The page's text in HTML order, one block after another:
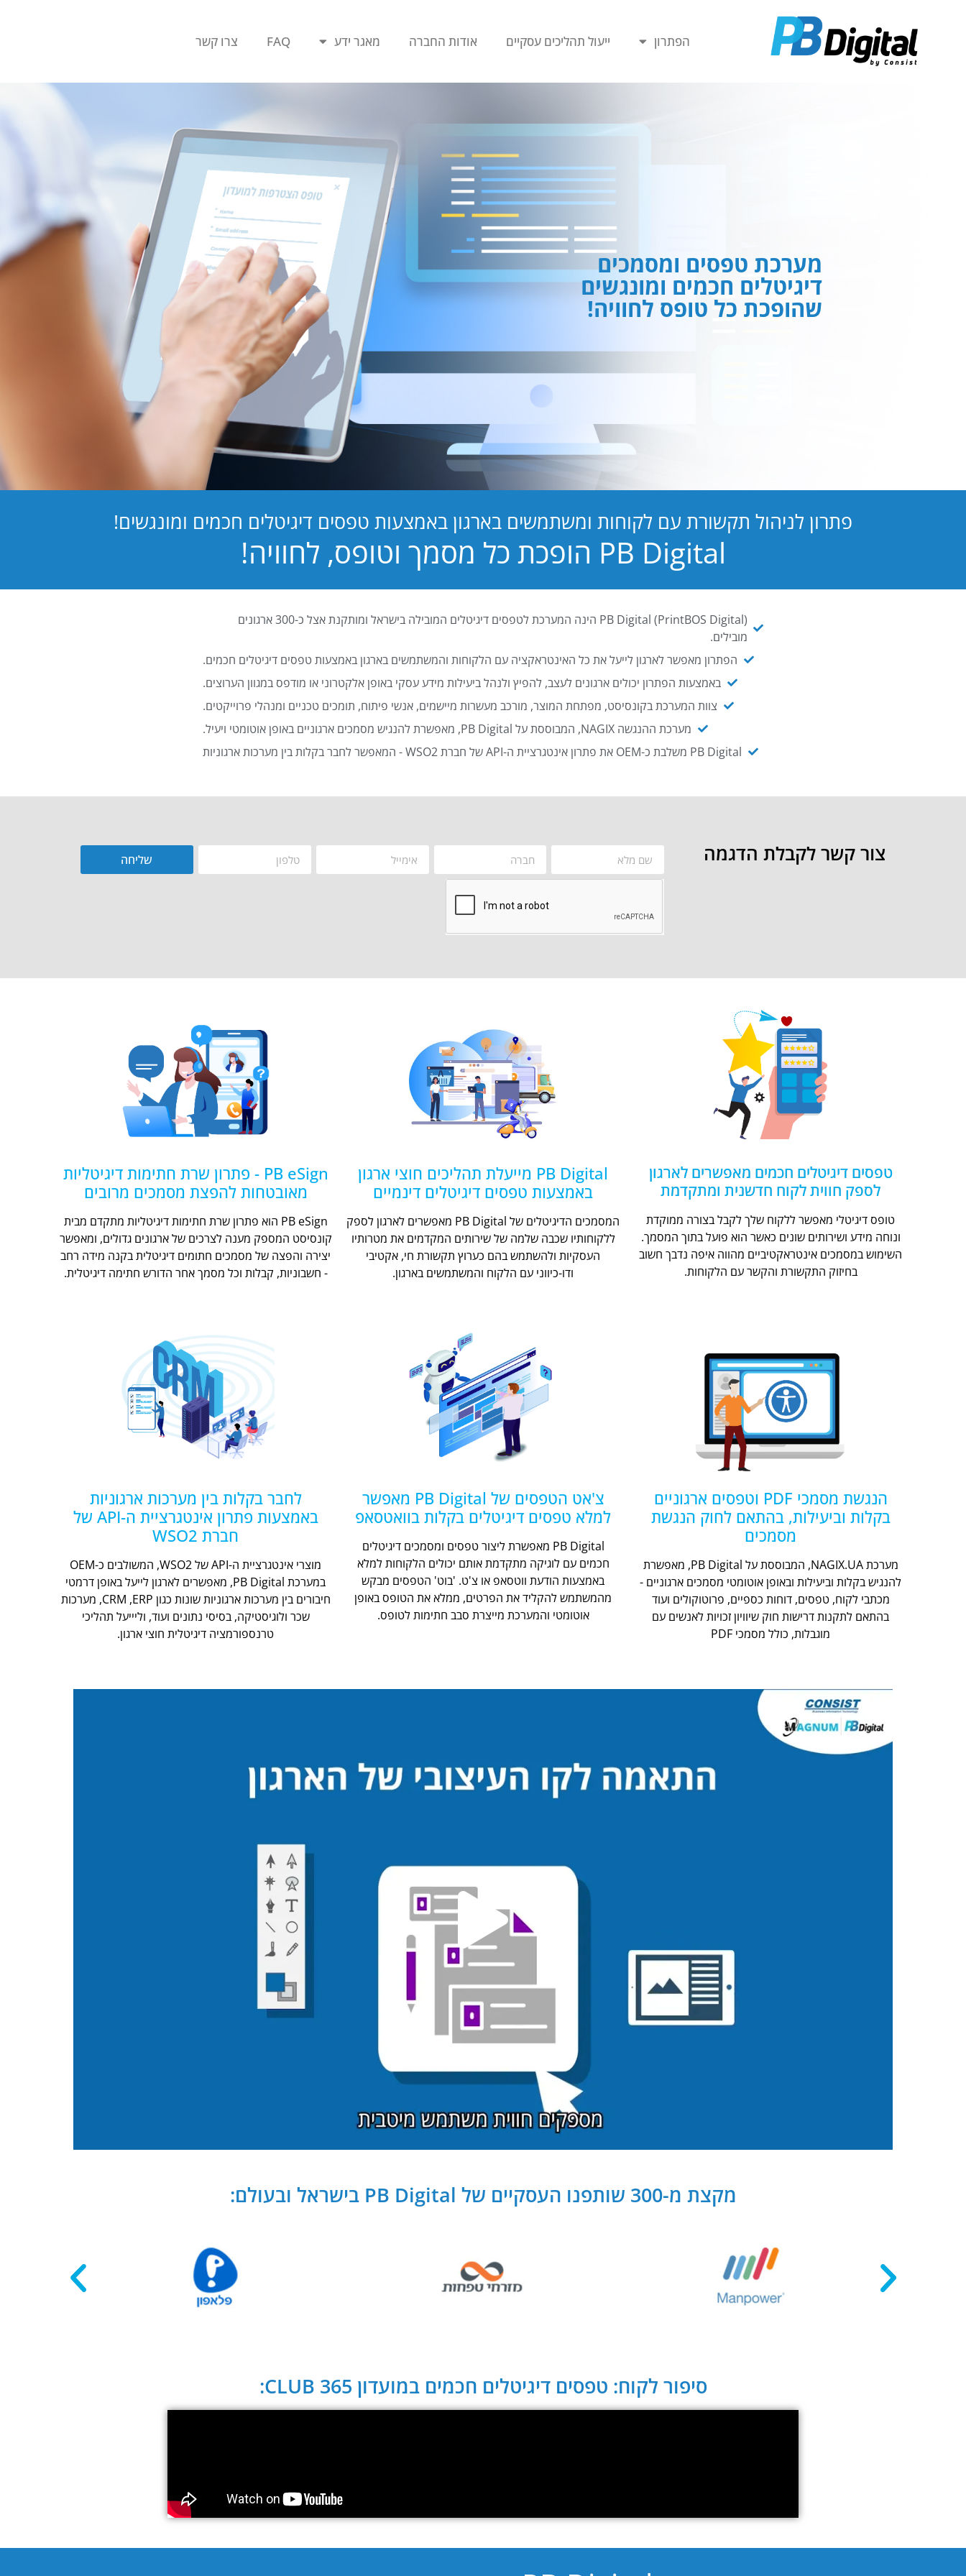
הפתרון ייעול תהליכים עסקיים אודות החברה מאגר ידע FAQ צרו קשר
מערכת טפסים ומסמכים
דיגיטלים חכמים ומונגשים
שהופכת כל טופס לחוויה!
פתרון לניהול תקשורת עם לקוחות ומשתמשים בארגון באמצעות טפסים דיגיטלים חכמים ומונגשים!
PB Digital הופכת כל מסמך וטופס, לחוויה!
PB Digital (PrintBOS Digital) הינה המערכת לטפסים דיגיטלים המובילה בישראל ומותקנת אצל כ-300 ארגונים
מובילים.
הפתרון מאפשר לארגון לייעל את כל האינטראקציה עם הלקוחות והמשתמשים בארגון באמצעות טפסים דיגיטלים חכמים.
באמצעות הפתרון יכולים ארגונים לעצב, להפיץ ולנהל ביעילות מידע עסקי באופן אלקטרוני או מודפס במגוון הערוצים.
צוות המערכת בקונסיסט, מפתחת המוצר, מורכב מעשרות מיישמים, אנשי פיתוח, תומכים טכניים ומנהלי פרוייקטים.
מערכת ההנגשה NAGIX, המבוססת על PB Digital, מאפשרת להנגיש מסמכים ארגוניים באופן אוטומטי ויעיל.
PB Digital משלבת כ-OEM את פתרון אינטגרציית ה-API של חברת WSO2 - המאפשר לחבר בקלות בין מערכות ארגוניות
צור קשר לקבלת הדגמה שליחה
טפסים דיגיטלים חכמים מאפשרים לארגון
לספק חווית לקוח חדשנית ומתקדמת
טופס דיגיטלי מאפשר ללקוח שלך לקבל בצורה ממוקדת
ונוחה מידע ושירותים שונים כאשר הוא פועל בתוך המסמך.
השימוש במסמכים אינטראקטיביים מהווה איפה נדבך חשוב
בחיזוק התקשורת והקשר עם הלקוחות.
PB Digital מייעלת תהליכים חוצי ארגון
באמצעות טפסים דיגיטלים דינמיים
המסמכים הדיגיטלים של PB Digital מאפשרים לארגון לספק
ללקוחותיו שכבה שלמה של שירותים המקדמים את מטרותיו
העסקיות ולהשתמש בהם כערוץ תקשורת חי, אקטיבי
ודו-כיווני עם הלקוח והמשתמשים בארגון.
PB eSign - פתרון שרת חתימות דיגיטליות
מאובטחות להפצת מסמכים מרובים
PB eSign הוא פתרון שרת חתימות דיגיטליות מתקדם מבית
קונסיסט המספק מענה לצרכים של ארגונים גדולים, ומאפשר
יצירה והפצה של מסמכים חתומים דיגיטלית בקנה מידה רחב
- חשבוניות, קבלות וכל מסמך אחר הדורש חתימה דיגיטלית.
הנגשת מסמכי PDF וטפסים ארגוניים
בקלות וביעילות, בהתאם לחוק הנגשת
מסמכים
מערכת NAGIX.UA, המבוססת על PB Digital, מאפשרת
להנגיש בקלות וביעילות ובאופן אוטומטי מסמכים ארגוניים -
מכתבי לקוח, טפסים, דוחות כספיים, פרוטוקולים ועוד
בהתאם לתקנות דרישות חוק שיוויון זכויות לאנשים עם
מוגבלות, כולל מסמכי PDF
צ'אט הטפסים של PB Digital מאפשר
למלא טפסים דיגיטלים בקלות בוואטסאפ
PB Digital מאפשרת ליצור טפסים ומסמכים דיגיטלים
חכמים עם לוגיקה מתקדמת אותם יכולים הלקוחות למלא
באמצעות הודעת ווטסאפ או צ'ט. 'בוט' הטפסים מבקש
מהמשתמש להקליד את הפרטים, ממלא את הטופס באופן
אוטומטי והמערכת מייצרת סבב חתימות לטופס.
לחבר בקלות בין מערכות ארגוניות
באמצעות פתרון אינטגרציית ה-API של
חברת WSO2
מוצרי אינטגרציית ה-API של WSO2, המשולבים כ-OEM
במערכת PB Digital, מאפשרים לארגון לייעל באופן דרמטי
חיבורים בין מערכות ארגוניות שונות כגון CRM ,ERP, מערכות
שכר ולוגיסטיקה, בסיסי נתונים ועוד, וליייעל תהליכי
טרנספורמציה דיגיטלית חוצי ארגון.
מקצת מ-300 שותפנו העסקיים של PB Digital בישראל ובעולם:
סיפור לקוח: טפסים דיגיטלים חכמים במועדון CLUB 365: